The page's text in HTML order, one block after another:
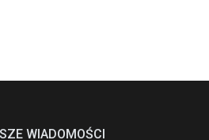
WIADOMOŚCI